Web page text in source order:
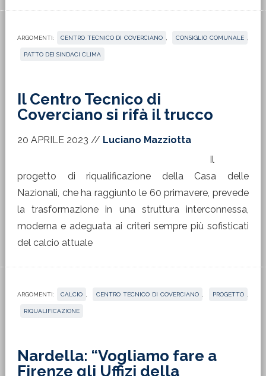
ARGOMENTI: CENTRO TECNICO DI COVERCIANO CONSIGLIO COMUNALE
PATTO DEI SINDACI CLIMA
Il Centro Tecnico di
Coverciano si rifà il trucco
20 APRILE 2023 // Luciano Mazziotta
Il
progetto di riqualificazione della Casa delle
Nazionali, che ha raggiunto le 60 primavere, prevede
la trasformazione in una struttura interconnessa,
moderna e adeguata ai criteri sempre più sofisticati
del calcio attuale
ARGOMENTI: CALCIO CENTRO TECNICO DI COVERCIANO PROGETTO
RIQUALIFICAZIONE
Nardella: “Vogliamo fare a
Firenze gli Uffizi della